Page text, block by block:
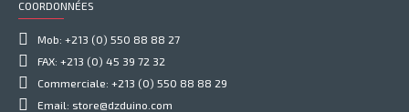
COORDONNÉES
Mob: +213 (0) 550 88 88 27
FAX: +213 (0) 45 39 72 32
Commerciale: +213 (0) 550 88 88 29
Email: store@dzduino.com